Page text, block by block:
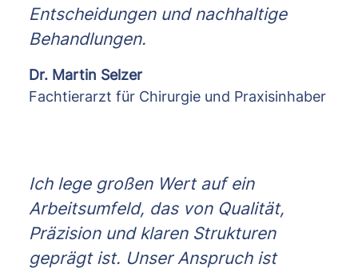
Entscheidungen und nachhaltige
Behandlungen.
Dr. Martin Selzer
Fachtierarzt für Chirurgie und Praxisinhaber
Ich lege großen Wert auf ein
Arbeitsumfeld, das von Qualität,
Präzision und klaren Strukturen
geprägt ist. Unser Anspruch ist